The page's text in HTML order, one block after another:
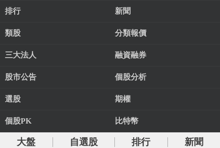
排行 新聞
類股 分類報價
三大法人 融資融券
股市公告 個股分析
選股 期權
個股PK 比特幣
大盤 自選股 排行
新聞